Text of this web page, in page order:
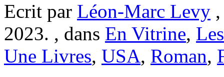
Ecrit par Léon-Marc Levy
2023. , dans En Vitrine,
Une Livres, USA, Roman,